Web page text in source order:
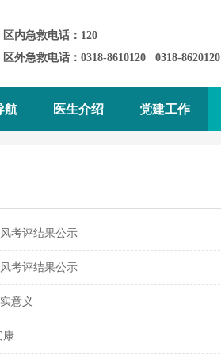
航 医生介绍 党建工作
区内急救电话：120
区外急救电话：0318-8610120 0318-8620120
考评结果公示
考评结果公示
意义
康